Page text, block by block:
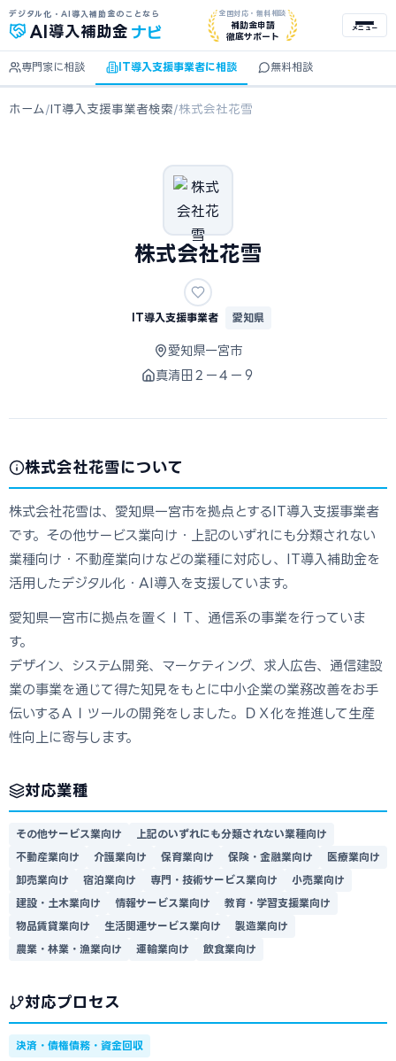
デジタル化・AI導入補助金のことなら
AI 導入補助金 ナビ
全国対応・無料相談
補助金申請
徹底サポート
メニュー
専門家に相談 IT導入支援事業者に相談 無料相談
ホーム /IT導入支援事業者検索/株式会社花雪
株式会社花雪
IT導入支援事業者 愛知県
愛知県一宮市
真清田２ー４ー９
株式会社花雪について
株式会社花雪は、愛知県一宮市を拠点とするIT導入支援事業者
です。その他サービス業向け・上記のいずれにも分類されない
業種向け・不動産業向けなどの業種に対応し、IT導入補助金を
活用したデジタル化・AI導入を支援しています。
愛知県一宮市に拠点を置くＩＴ、通信系の事業を行っていま
す。
デザイン、システム開発、マーケティング、求人広告、通信建設
業の事業を通じて得た知見をもとに中小企業の業務改善をお手
伝いするＡＩツールの開発をしました。ＤＸ化を推進して生産
性向上に寄与します。
対応業種
その他サービス業向け
上記のいずれにも分類されない業種向け
不動産業向け
介護業向け 保育業向け 保険・金融業向け
医療業向け
卸売業向け
宿泊業向け 専門・技術サービス業向け
小売業向け
建設・土木業向け
情報サービス業向け
教育・学習支援業向け
物品賃貸業向け
生活関連サービス業向け
製造業向け
農業・林業・漁業向け
運輸業向け 飲食業向け
対応プロセス
決済・債権債務・資金回収